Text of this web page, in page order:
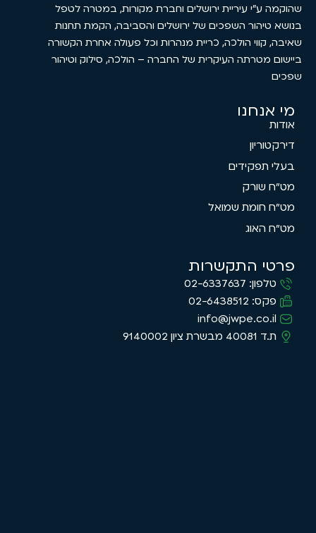
שהוקמה ע”י עיריית ירושלים וחברת מקורות, במטרה לטפל
בנושא טיהור השפכים של ירושלים והסביבה, הקמת תחנות
שאיבה, קווי הולכה, כריית מנהרות וכל פעולה אחרת הקשורה
ביישום מטרתה העיקרית של החברה – הולכה, סילוק וטיהור
שפכים
מי אנחנו
אודות
דירקטוריון
בעלי תפקידים
מט"ח שורק
מט"ח חומת שמואל
מט"ח האוג
פרטי התקשרות
טלפון: 02-6337637
פקס: 02-6438512
info@jwpe.co.il
ת.ד 40081 מבשרת ציון 9140002